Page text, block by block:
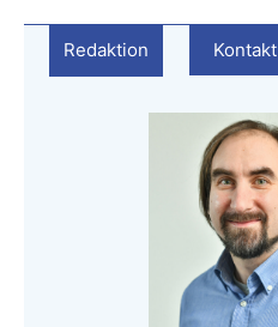
Redaktion Kontakt